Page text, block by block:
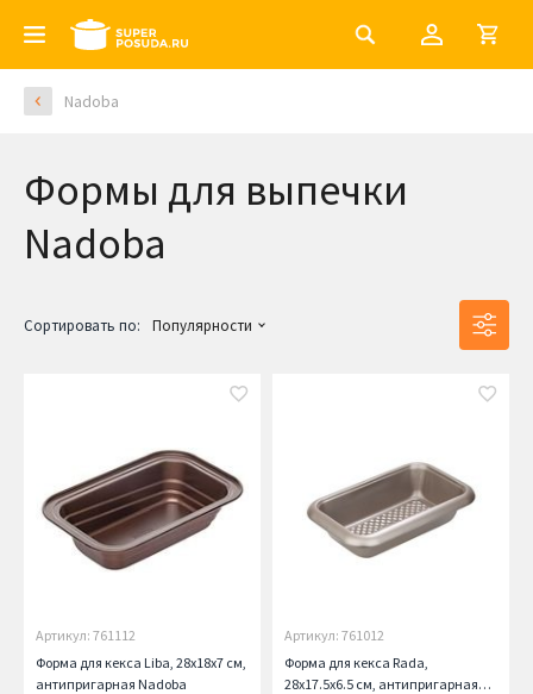
Nadoba
Формы для выпечки
Nadoba
Сортировать по: Популярности
Артикул: 761112
Форма для кекса Liba, 28х18х7 см,
антипригарная Nadoba
Артикул: 761012
Форма для кекса Rada,
28х17.5х6.5 см, антипригарная